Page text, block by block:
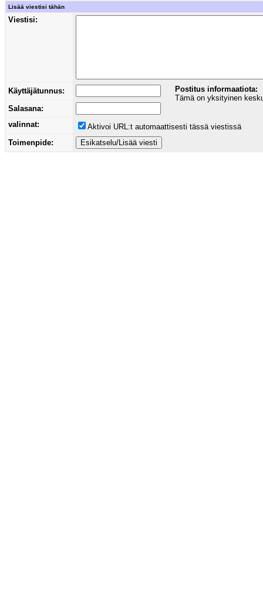
Lisää viestisi tähän
Viestisi:
Käyttäjätunnus:
Postitus informaatiota:
Tämä on yksityinen
Salasana:
valinnat:
Aktivoi URL:t automaattisesti tässä viestissä
Toimenpide: